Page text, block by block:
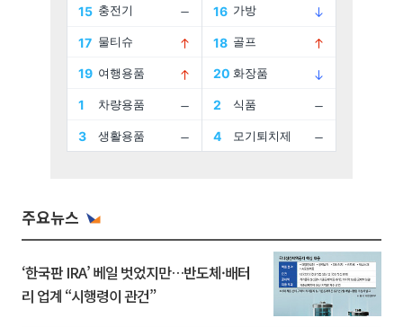
주요뉴스
‘한국판 IRA’ 베일 벗었지만…반도체·배터
리 업계 “시행령이 관건”